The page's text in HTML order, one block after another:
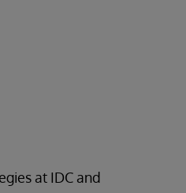
at IDC and